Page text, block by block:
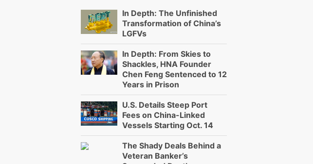
In Depth: The Unfinished
Transformation of China’s
LGFVs
In Depth: From Skies to
Shackles, HNA Founder
Chen Feng Sentenced to 12
Years in Prison
U.S. Details Steep Port
Fees on China-Linked
Vessels Starting Oct. 14
The Shady Deals Behind a
Veteran Banker’s